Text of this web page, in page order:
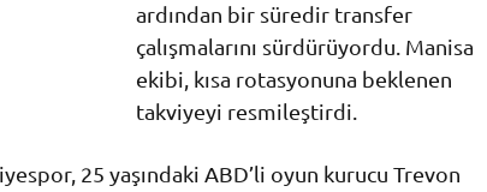
ardından bir süredir transfer
çalışmalarını sürdürüyordu. Manisa
ekibi, kısa rotasyonuna beklenen
takviyeyi resmileştirdi.
25 yaşındaki ABD’li oyun kurucu Trevon